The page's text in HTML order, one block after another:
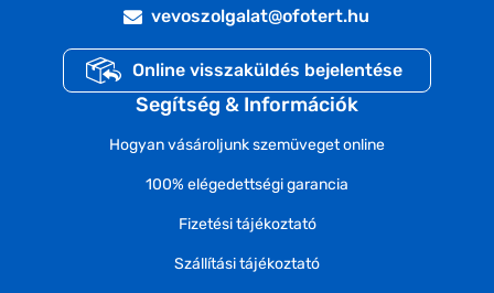
vevoszolgalat@ofotert.hu
Online visszaküldés bejelentése
Segítség & Információk
Hogyan vásároljunk szemüveget online
100% elégedettségi garancia
Fizetési tájékoztató
Szállítási tájékoztató